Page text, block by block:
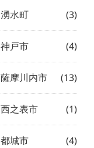
湧水町 (3)
神戸市 (4)
薩摩川内市 (13)
西之表市 (1)
都城市 (4)